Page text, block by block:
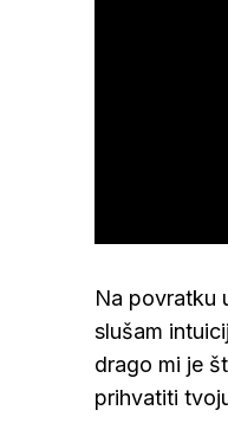
Na povratku
slušam
drago mi je
prihvatiti